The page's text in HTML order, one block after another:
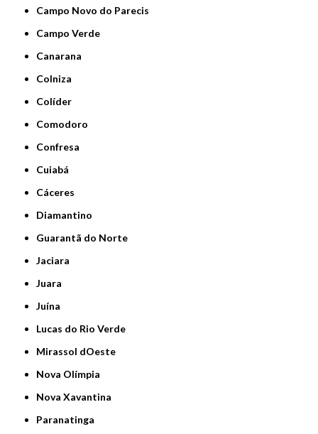
Campo Novo do Parecis
Campo Verde
Canarana
Colniza
Colíder
Comodoro
Confresa
Cuiabá
Cáceres
Diamantino
Guarantã do Norte
Jaciara
Juara
Juína
Lucas do Rio Verde
Mirassol dOeste
Nova Olímpia
Nova Xavantina
Paranatinga